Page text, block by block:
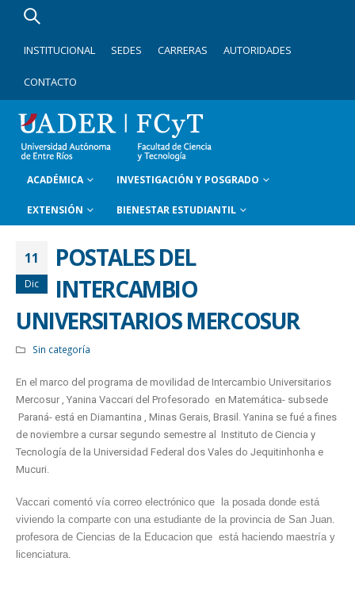
INSTITUCIONAL SEDES CARRERAS AUTORIDADES
CONTACTO
ACADÉMICA INVESTIGACIÓN Y POSGRADO
EXTENSIÓN BIENESTAR ESTUDIANTIL
11
Dic
POSTALES DEL
INTERCAMBIO
UNIVERSITARIOS MERCOSUR
Sin categoría
En el marco del programa de movilidad de Intercambio Universitarios
Mercosur , Yanina Vaccari del Profesorado en Matemática- subsede
Paraná- está en Diamantina , Minas Gerais, Brasil. Yanina se fué a fines
de noviembre a cursar segundo semestre al Instituto de Ciencia y
Tecnología de la Universidad Federal dos Vales do Jequitinhonha e
Mucuri.
Vaccari comentó vía correo electrónico que la posada donde está
viviendo la comparte con una estudiante de la provincia de San Juan.
profesora de Ciencias de la Educacion que está haciendo maestría y
licenciatura.